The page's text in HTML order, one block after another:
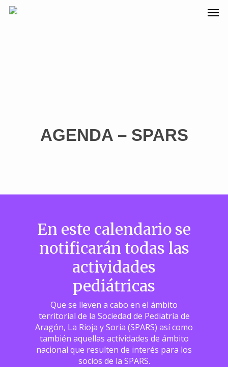
AGENDA – SPARS
En este calendario se
notificarán todas las
actividades
pediátricas
Que se lleven a cabo en el ámbito
territorial de la Sociedad de Pediatría de
Aragón, La Rioja y Soria (SPARS) así como
también aquellas actividades de ámbito
nacional que resulten de interés para los
socios de la SPARS.